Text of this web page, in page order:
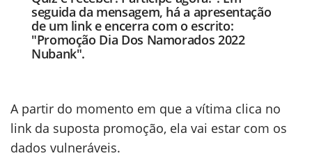
seguida da mensagem, há a apresentação
de um link e encerra com o escrito:
"Promoção Dia Dos Namorados 2022
Nubank".
A partir do momento em que a vítima clica no
link da suposta promoção, ela vai estar com os
dados vulneráveis.